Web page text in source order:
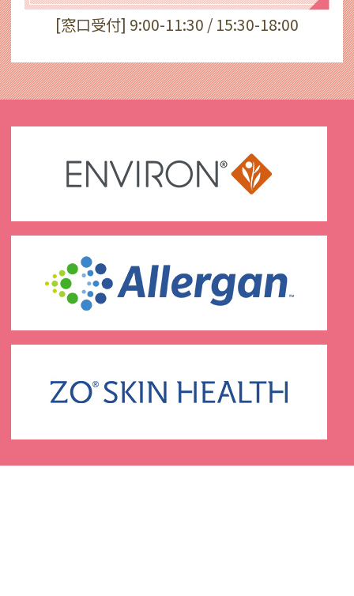
[窓口受付] 9:00-11:30 / 15:30-18:00